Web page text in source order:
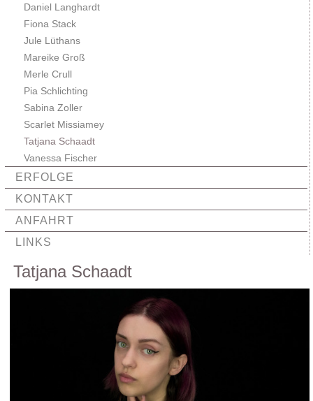
Daniel Langhardt
Fiona Stack
Jule Lüthans
Mareike Groß
Merle Crull
Pia Schlichting
Sabina Zoller
Scarlet Missiamey
Tatjana Schaadt
Vanessa Fischer
ERFOLGE
KONTAKT
ANFAHRT
LINKS
Tatjana Schaadt